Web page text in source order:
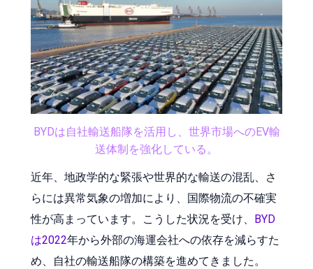
BYDは自社輸送船隊を活用し、世界市場へのEV輸
送体制を強化している。
近年、地政学的な緊張や世界的な輸送の混乱、さ
らには異常気象の増加により、国際物流の不確実
性が高まっています。こうした状況を受け、
BYD
は2022年から外部の海運会社への依存を減らすた
め、自社の輸送船隊の構築を進めてきました。